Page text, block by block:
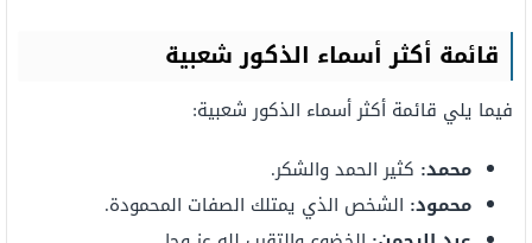
قائمة أكثر أسماء الذكور شعبية
فيما يلي قائمة أكثر أسماء الذكور شعبية:
محمد: كثير الحمد والشكر.
محمود: الشخص الذي يمتلك الصفات المحمودة.